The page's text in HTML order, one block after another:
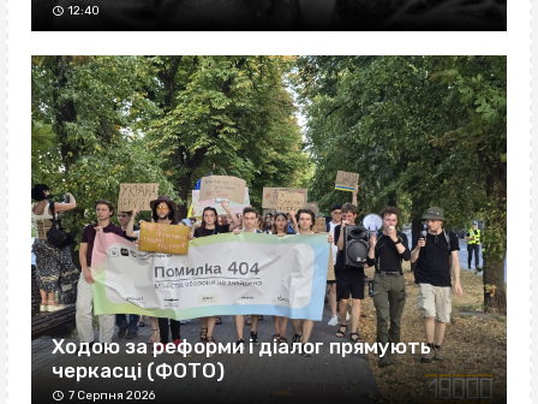
12:40
Ходою за реформи і діалог прямують
черкасці (ФОТО)
7 Серпня 2026